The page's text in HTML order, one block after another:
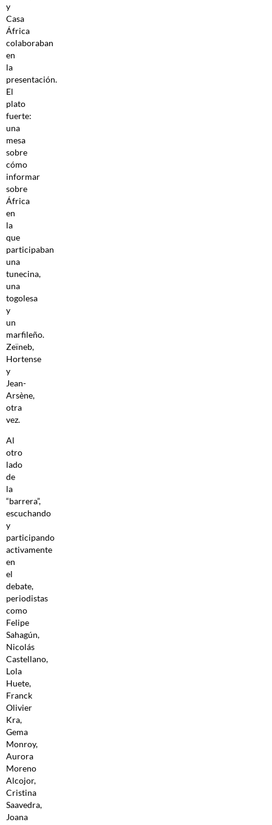
y
Casa
África
colaboraban
en
la
presentación.
El
plato
fuerte:
una
mesa
sobre
cómo
informar
sobre
África
en
la
que
participaban
una
tunecina,
una
togolesa
y
un
marfileño.
Zeïneb,
Hortense
y
Jean-
Arsène,
otra
vez.
Al
otro
lado
de
la
“barrera”,
escuchando
y
participando
activamente
en
el
debate,
periodistas
como
Felipe
Sahagún,
Nicolás
Castellano,
Lola
Huete,
Franck
Olivier
Kra,
Gema
Monroy,
Aurora
Moreno
Alcojor,
Cristina
Saavedra,
Joana